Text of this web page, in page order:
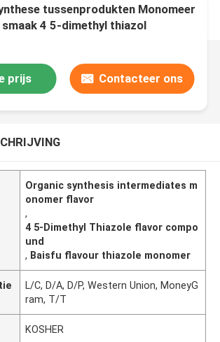
tussenprodukten Monomeer
4 5-dimethyl thiazol
prijs Contacteer ons
Organic synthesis intermediates m
onomer flavor
,
4 5-Dimethyl Thiazole flavor compo
und
, Baisfu flavour thiazole monomer
L/C, D/A, D/P, Western Union, MoneyG
ram, T/T
KOSHER